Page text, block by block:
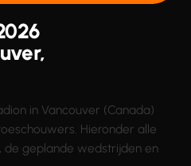
in Vancouver (Canada)
Hieronder alle
geplande wedstrijden en